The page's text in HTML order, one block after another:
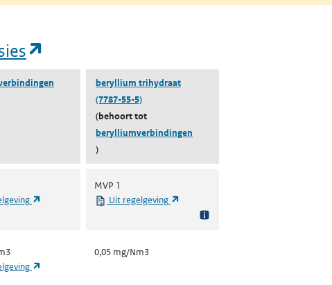
beryllium trihydraat
(7787-55-5)
(behoort tot
berylliumverbindingen
)
(opent in een nieuw tabblad)
MVP 1
Uit regelgeving
0,05 mg/Nm3